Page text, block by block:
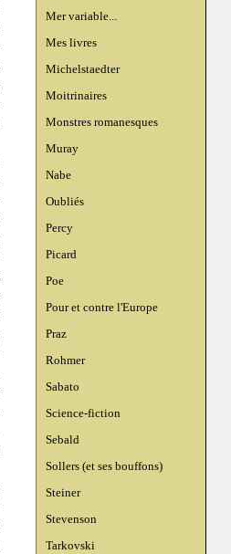
Mer variable...
Mes livres
Michelstaedter
Moitrinaires
Monstres romanesques
Muray
Nabe
Oubliés
Percy
Picard
Poe
Pour et contre l'Europe
Praz
Rohmer
Sabato
Science-fiction
Sebald
Sollers (et ses bouffons)
Steiner
Stevenson
Tarkovski